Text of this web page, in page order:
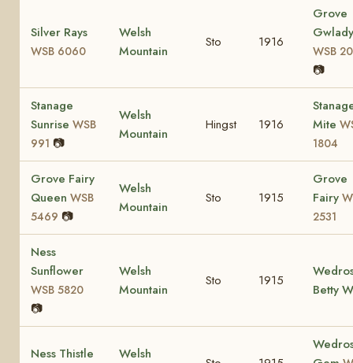
Silver Rays
WSB 6060
Welsh
Mountain
Sto 1916
Grove
WSB
📷
Stanage
Sunrise WSB
991 📷
Welsh
Mountain
Hingst 1916
Mite
1804
Grove Fairy
Queen WSB
5469 📷
Welsh
Mountain
Sto 1915
Grove
Fairy
2531
Ness
Sunflower
WSB 5820
📷
Welsh
Mountain
Sto 1915
Betty
Ness Thistle Welsh